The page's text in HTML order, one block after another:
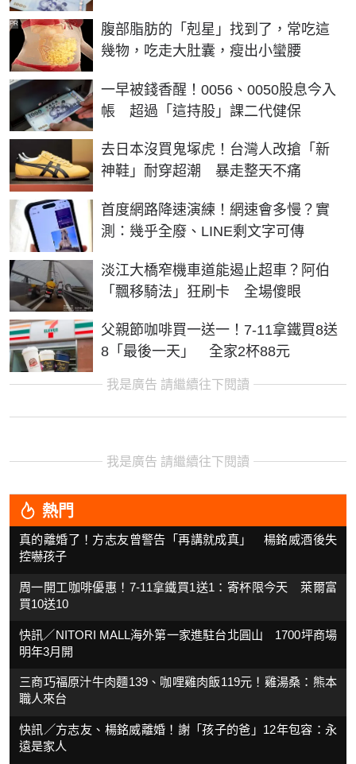
腹部脂肪的「剋星」找到了，常吃這
幾物，吃走大肚囊，瘦出小蠻腰
PR
一早被錢香醒！0056、0050股息今入
帳 超過「這持股」課二代健保
去日本沒買鬼塚虎！台灣人改搶「新
神鞋」耐穿超潮 暴走整天不痛
首度網路降速演練！網速會多慢？實
測：幾乎全廢、LINE剩文字可傳
淡江大橋窄機車道能遏止超車？阿伯
「飄移騎法」狂刷卡 全場傻眼
父親節咖啡買一送一！7-11拿鐵買8送
8「最後一天」 全家2杯88元
我是廣告 請繼續往下閱讀
我是廣告 請繼續往下閱讀
熱門
真的離婚了！方志友曾警告「再講就成真」 楊銘威酒後失
控嚇孩子
周一開工咖啡優惠！7-11拿鐵買1送1：寄杯限今天 萊爾富
買10送10
快訊／NITORI MALL海外第一家進駐台北圓山 1700坪商場
明年3月開
三商巧福原汁牛肉麵139、咖哩雞肉飯119元！雞湯桑：熊本
職人來台
快訊／方志友、楊銘威離婚！謝「孩子的爸」12年包容：永
遠是家人